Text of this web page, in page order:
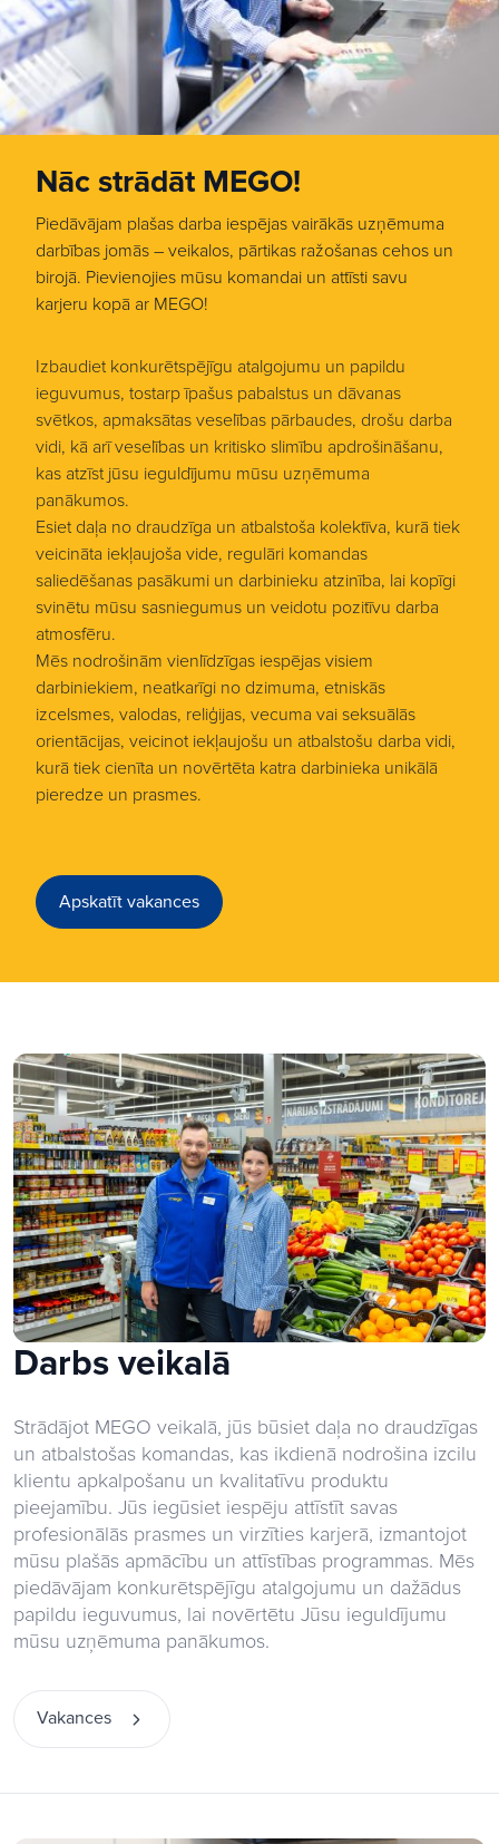
Nāc strādāt MEGO!
Piedāvājam plašas darba iespējas vairākās uzņēmuma
darbības jomās – veikalos, pārtikas ražošanas cehos un
birojā. Pievienojies mūsu komandai un attīsti savu
karjeru kopā ar MEGO!
Izbaudiet konkurētspējīgu atalgojumu un papildu
ieguvumus, tostarp īpašus pabalstus un dāvanas
svētkos, apmaksātas veselības pārbaudes, drošu darba
vidi, kā arī veselības un kritisko slimību apdrošināšanu,
kas atzīst jūsu ieguldījumu mūsu uzņēmuma
panākumos.
Esiet daļa no draudzīga un atbalstoša kolektīva, kurā tiek
veicināta iekļaujoša vide, regulāri komandas
saliedēšanas pasākumi un darbinieku atzinība, lai kopīgi
svinētu mūsu sasniegumus un veidotu pozitīvu darba
atmosfēru.
Mēs nodrošinām vienlīdzīgas iespējas visiem
darbiniekiem, neatkarīgi no dzimuma, etniskās
izcelsmes, valodas, reliģijas, vecuma vai seksuālās
orientācijas, veicinot iekļaujošu un atbalstošu darba vidi,
kurā tiek cienīta un novērtēta katra darbinieka unikālā
pieredze un prasmes.
Apskatīt vakances
Darbs veikalā
Strādājot MEGO veikalā, jūs būsiet daļa no draudzīgas
un atbalstošas komandas, kas ikdienā nodrošina izcilu
klientu apkalpošanu un kvalitatīvu produktu
pieejamību. Jūs iegūsiet iespēju attīstīt savas
profesionālās prasmes un virzīties karjerā, izmantojot
mūsu plašās apmācību un attīstības programmas. Mēs
piedāvājam konkurētspējīgu atalgojumu un dažādus
papildu ieguvumus, lai novērtētu Jūsu ieguldījumu
mūsu uzņēmuma panākumos.
Vakances